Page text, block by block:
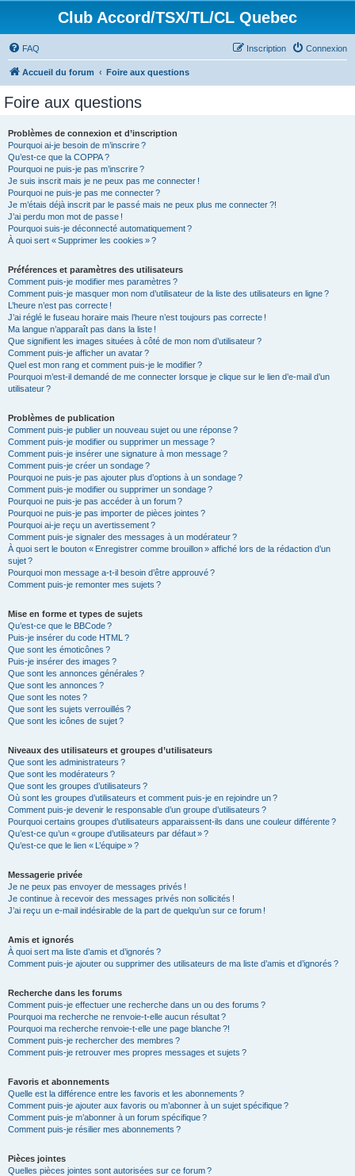
Club Accord/TSX/TL/CL Quebec
FAQ Connexion
Inscription
Accueil du forum Foire aux questions
Foire aux questions
Problèmes de connexion et d’inscription
Pourquoi ai-je besoin de m’inscrire ?
Qu’est-ce que la COPPA ?
Pourquoi ne puis-je pas m’inscrire ?
Je suis inscrit mais je ne peux pas me connecter !
Pourquoi ne puis-je pas me connecter ?
Je m’étais déjà inscrit par le passé mais ne peux plus me connecter ?!
J’ai perdu mon mot de passe !
Pourquoi suis-je déconnecté automatiquement ?
À quoi sert « Supprimer les cookies » ?
Préférences et paramètres des utilisateurs
Comment puis-je modifier mes paramètres ?
Comment puis-je masquer mon nom d’utilisateur de la liste des utilisateurs en ligne ?
L’heure n’est pas correcte !
J’ai réglé le fuseau horaire mais l’heure n’est toujours pas correcte !
Ma langue n’apparaît pas dans la liste !
Que signifient les images situées à côté de mon nom d’utilisateur ?
Comment puis-je afficher un avatar ?
Quel est mon rang et comment puis-je le modifier ?
Pourquoi m’est-il demandé de me connecter lorsque je clique sur le lien d’e-mail d’un
utilisateur ?
Problèmes de publication
Comment puis-je publier un nouveau sujet ou une réponse ?
Comment puis-je modifier ou supprimer un message ?
Comment puis-je insérer une signature à mon message ?
Comment puis-je créer un sondage ?
Pourquoi ne puis-je pas ajouter plus d’options à un sondage ?
Comment puis-je modifier ou supprimer un sondage ?
Pourquoi ne puis-je pas accéder à un forum ?
Pourquoi ne puis-je pas importer de pièces jointes ?
Pourquoi ai-je reçu un avertissement ?
Comment puis-je signaler des messages à un modérateur ?
À quoi sert le bouton « Enregistrer comme brouillon » affiché lors de la rédaction d’un
sujet ?
Pourquoi mon message a-t-il besoin d’être approuvé ?
Comment puis-je remonter mes sujets ?
Mise en forme et types de sujets
Qu’est-ce que le BBCode ?
Puis-je insérer du code HTML ?
Que sont les émoticônes ?
Puis-je insérer des images ?
Que sont les annonces générales ?
Que sont les annonces ?
Que sont les notes ?
Que sont les sujets verrouillés ?
Que sont les icônes de sujet ?
Niveaux des utilisateurs et groupes d’utilisateurs
Que sont les administrateurs ?
Que sont les modérateurs ?
Que sont les groupes d’utilisateurs ?
Où sont les groupes d’utilisateurs et comment puis-je en rejoindre un ?
Comment puis-je devenir le responsable d’un groupe d’utilisateurs ?
Pourquoi certains groupes d’utilisateurs apparaissent-ils dans une couleur différente ?
Qu’est-ce qu’un « groupe d’utilisateurs par défaut » ?
Qu’est-ce que le lien « L’équipe » ?
Messagerie privée
Je ne peux pas envoyer de messages privés !
Je continue à recevoir des messages privés non sollicités !
J’ai reçu un e-mail indésirable de la part de quelqu’un sur ce forum !
Amis et ignorés
À quoi sert ma liste d’amis et d’ignorés ?
Comment puis-je ajouter ou supprimer des utilisateurs de ma liste d’amis et d’ignorés ?
Recherche dans les forums
Comment puis-je effectuer une recherche dans un ou des forums ?
Pourquoi ma recherche ne renvoie-t-elle aucun résultat ?
Pourquoi ma recherche renvoie-t-elle une page blanche ?!
Comment puis-je rechercher des membres ?
Comment puis-je retrouver mes propres messages et sujets ?
Favoris et abonnements
Quelle est la différence entre les favoris et les abonnements ?
Comment puis-je ajouter aux favoris ou m’abonner à un sujet spécifique ?
Comment puis-je m’abonner à un forum spécifique ?
Comment puis-je résilier mes abonnements ?
Pièces jointes
Quelles pièces jointes sont autorisées sur ce forum ?